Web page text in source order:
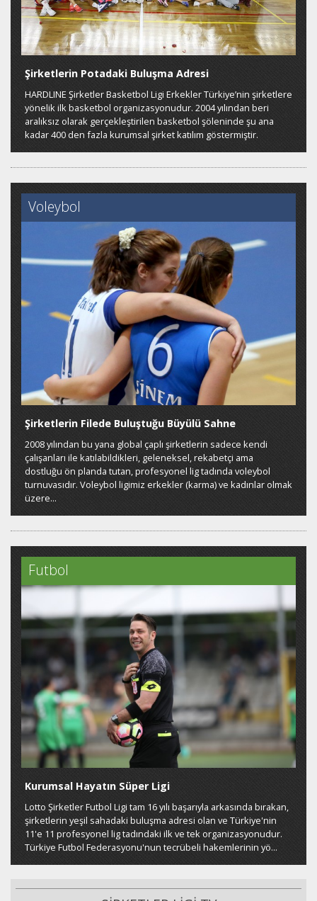
Şirketlerin Potadaki Buluşma Adresi
HARDLINE Şirketler Basketbol Ligi Erkekler Türkiye’nin şirketlere
yönelik ilk basketbol organizasyonudur. 2004 yılından beri
aralıksız olarak gerçekleştirilen basketbol şöleninde şu ana
kadar 400 den fazla kurumsal şirket katılım göstermiştir.
Voleybol
Şirketlerin Filede Buluştuğu Büyülü Sahne
2008 yılından bu yana global çaplı şirketlerin sadece kendi
çalışanları ile katılabildikleri, geleneksel, rekabetçi ama
dostluğu ön planda tutan, profesyonel lig tadında voleybol
turnuvasıdır. Voleybol ligimiz erkekler (karma) ve kadınlar olmak
üzere...
Futbol
Kurumsal Hayatın Süper Ligi
Lotto Şirketler Futbol Ligi tam 16 yılı başarıyla arkasında bırakan,
şirketlerin yeşil sahadaki buluşma adresi olan ve Türkiye'nin
11'e 11 profesyonel lig tadındaki ilk ve tek organizasyonudur.
Türkiye Futbol Federasyonu'nun tecrübeli hakemlerinin yö...